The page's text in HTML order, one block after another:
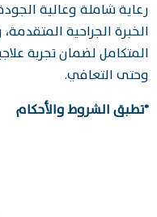
رعاية شاملة وعالية
الخبرة الجراحية
المتكامل لضمان تجربة
وحتى التعافي.
*تطبق الشروط والأحكام